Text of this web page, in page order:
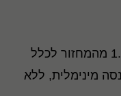
2.1 שיעור התחשיב יעמוד על 1.3% מהמחזור לכלל
מינימלית, ללא